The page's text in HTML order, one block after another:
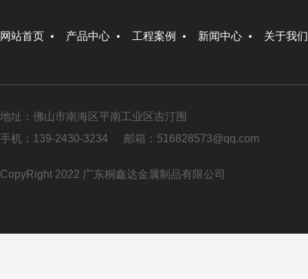
网站首页 产品中心 工程案例 新闻中心 关于我们
地址：佛山市南海区平南工业区吉汀围
手机：139-2430-3234
邮箱：516828573@qq.com
CopyRight 2022 广东桐鑫达金属制品有限公司